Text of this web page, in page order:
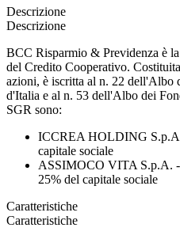
Descrizione
Descrizione
BCC Risparmio & Previdenza è
del Credito Cooperativo.
azioni, è iscritta al n. 22 dell'Albo
d'Italia e al n. 53 dell'Albo dei
SGR sono:
ICCREA HOLDING S.p.A.
capitale sociale
ASSIMOCO VITA S.p.A. -
25% del capitale sociale
Caratteristiche
Caratteristiche